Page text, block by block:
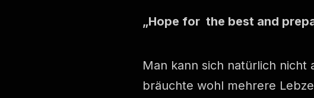
„Hope for the best and
Man kann sich natürlich
bräuchte wohl mehrere